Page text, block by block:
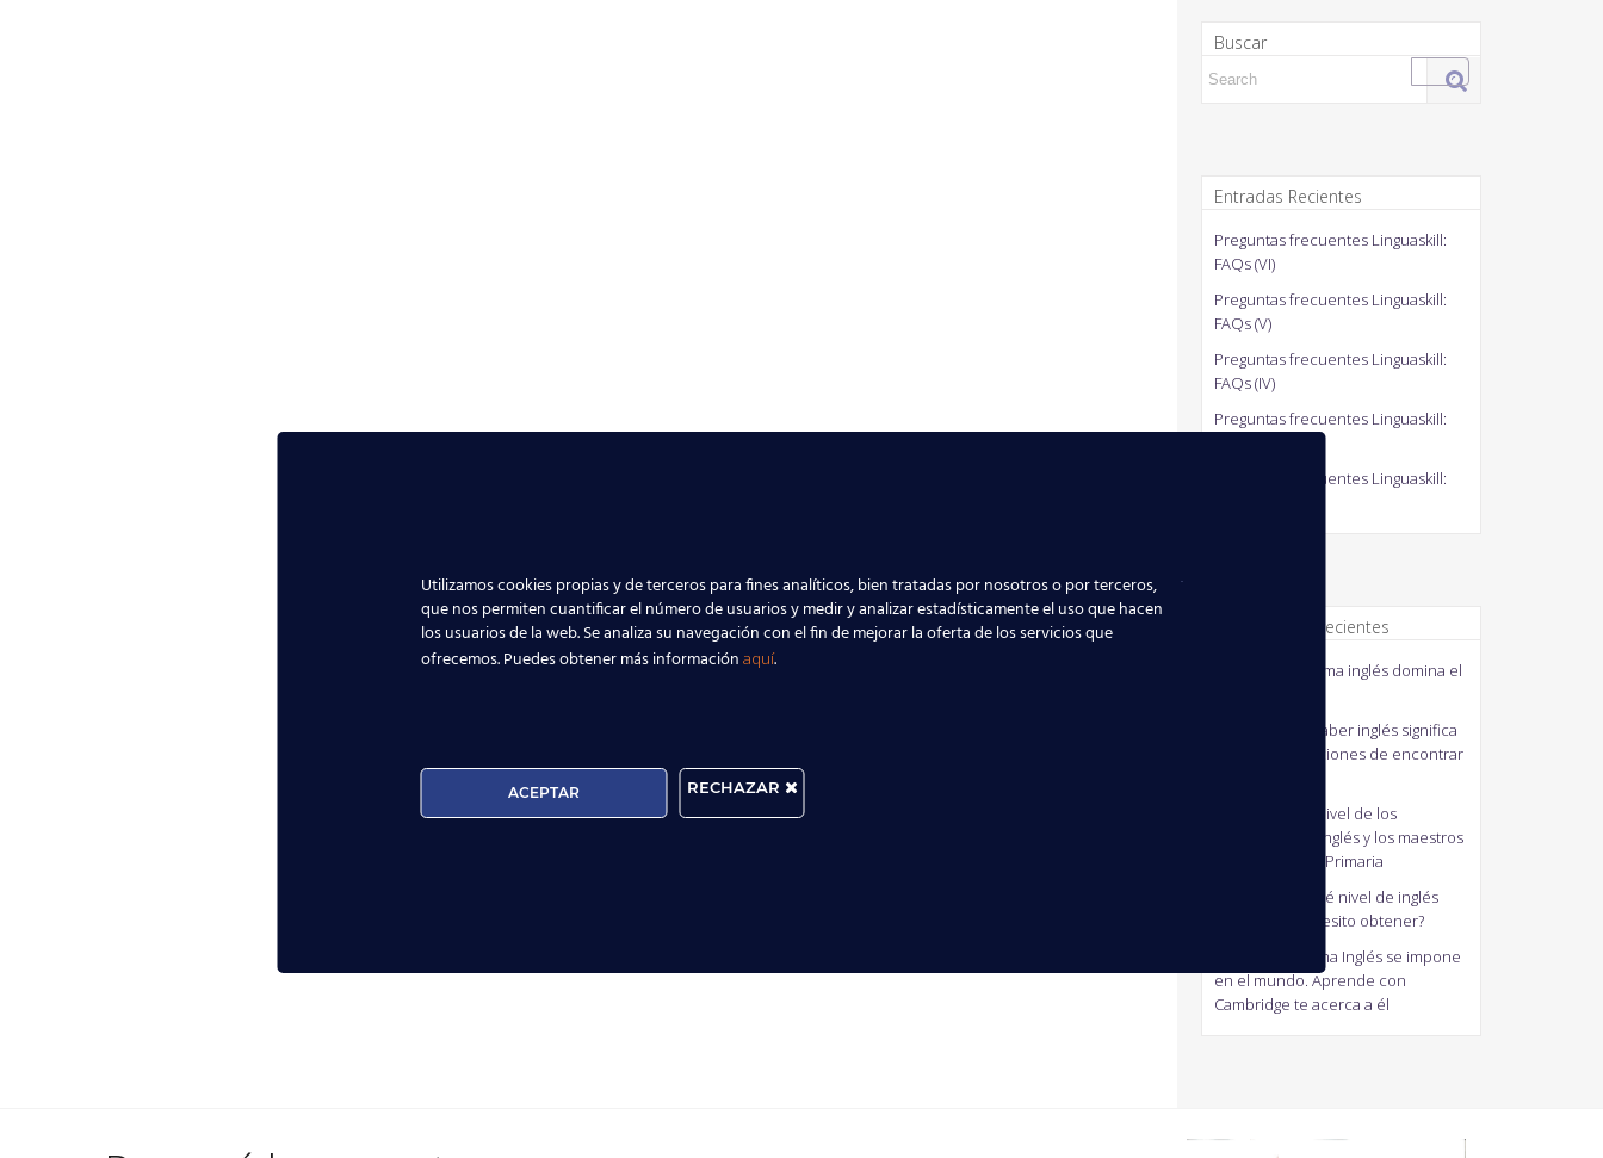
Buscar
Entradas Recientes
Preguntas frecuentes Linguaskill:
FAQs (VI)
Preguntas frecuentes Linguaskill:
FAQs (V)
Preguntas frecuentes Linguaskill:
FAQs (IV)
Preguntas frecuentes Linguaskill:
Preguntas frecuentes Linguaskill:
Comentarios recientes
El idioma inglés domina el
Saber inglés significa
mejorar tus opciones de encontrar
Bajo nivel de los
profesores de inglés y los maestros
generalistas de Primaria
¿Qué nivel de inglés
Cambridge necesito obtener?
El Idioma Inglés se impone
en el mundo. Aprende con
Cambridge te acerca a él
Utilizamos cookies propias y de terceros para fines analíticos, bien tratadas por nosotros o por terceros,
que nos permiten cuantificar el número de usuarios y medir y analizar estadísticamente el uso que hacen
los usuarios de la web. Se analiza su navegación con el fin de mejorar la oferta de los servicios que
ofrecemos. Puedes obtener más información aquí.
ACEPTAR RECHAZAR